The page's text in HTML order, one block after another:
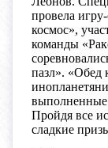
провела
космос»,
команды
пазл». «Обед
выполненные
Пройдя все
сладкие